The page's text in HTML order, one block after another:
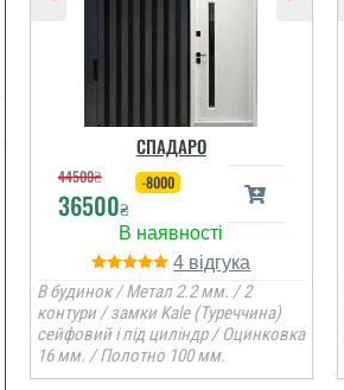
СПАДАРО
44500₴
36500₴
-8000
4
В будинок / Метал 2.2 мм. / 2
контури / замки Kale (Туреччина)
сейфовий і під циліндр / Оцинковка
16 мм. / Полотно 100 мм.